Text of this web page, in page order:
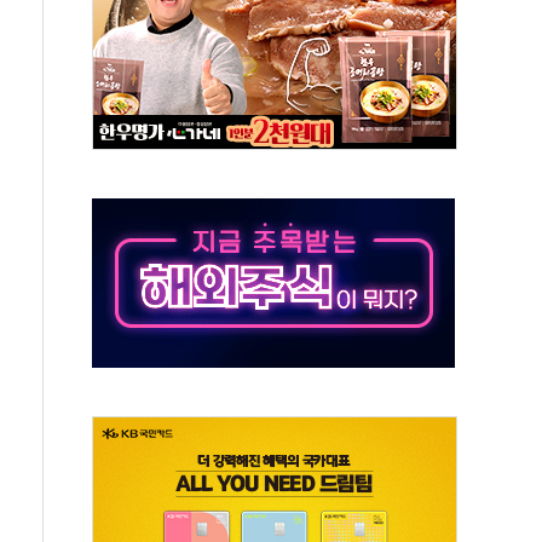
측"…건설연, AI 위험기상 기술 개발
·인증제도 개선 수혜 기대"
…대전서 50대 일용직 추락 사망
재개발·재건축 촉진하는 것이 부동산 정상화"
팩토리 매출 본격화
입...4월 말 '56조원' 사상 최대
타트업 지원 프로그램 성료
차가원 대표 구속 송치